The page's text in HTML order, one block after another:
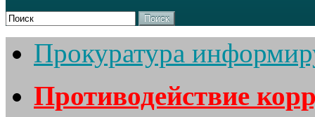
Поиск
Прокуратура
Противодействие